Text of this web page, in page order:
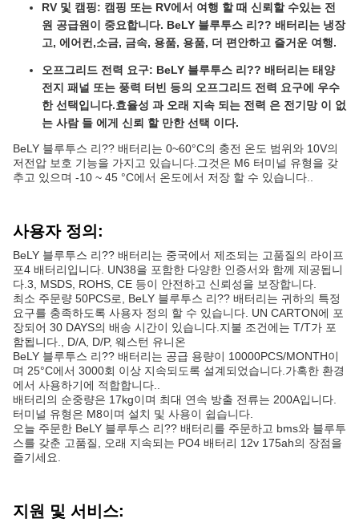
RV 및 캠핑: 캠핑 또는 RV에서 여행 할 때 신뢰할 수있는 전
원 공급원이 중요합니다. BeLY 블루투스 리?? 배터리는 냉장
고, 에어컨,소금, 금속, 용품, 용품, 더 편안하고 즐거운 여행.
오프그리드 전력 요구: BeLY 블루투스 리?? 배터리는 태양
전지 패널 또는 풍력 터빈 등의 오프그리드 전력 요구에 우수
한 선택입니다.효율성 과 오래 지속 되는 전력 은 전기망 이 없
는 사람 들 에게 신뢰 할 만한 선택 이다.
BeLY 블루투스 리?? 배터리는 0~60°C의 충전 온도 범위와 10V의
저전압 보호 기능을 가지고 있습니다.그것은 M6 터미널 유형을 갖
추고 있으며 -10 ~ 45 °C에서 온도에서 저장 할 수 있습니다..
사용자 정의:
BeLY 블루투스 리?? 배터리는 중국에서 제조되는 고품질의 라이프
포4 배터리입니다. UN38을 포함한 다양한 인증서와 함께 제공됩니
다.3, MSDS, ROHS, CE 등이 안전하고 신뢰성을 보장합니다.
최소 주문량 50PCS로, BeLY 블루투스 리?? 배터리는 귀하의 특정
요구를 충족하도록 사용자 정의 할 수 있습니다. UN CARTON에 포
장되어 30 DAYS의 배송 시간이 있습니다.지불 조건에는 T/T가 포
함됩니다., D/A, D/P, 웨스턴 유니온
BeLY 블루투스 리?? 배터리는 공급 용량이 10000PCS/MONTH이
며 25°C에서 3000회 이상 지속되도록 설계되었습니다.가혹한 환경
에서 사용하기에 적합합니다..
배터리의 순중량은 17kg이며 최대 연속 방출 전류는 200A입니다.
터미널 유형은 M8이며 설치 및 사용이 쉽습니다.
오늘 주문한 BeLY 블루투스 리?? 배터리를 주문하고 bms와 블루투
스를 갖춘 고품질, 오래 지속되는 PO4 배터리 12v 175ah의 장점을
즐기세요.
지원 및 서비스: